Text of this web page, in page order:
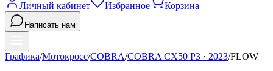
Личный кабинет Избранное Корзина
Написать нам
Графика/Мотокросс/COBRA/COBRA CX50 P3 · 2023/FLOW